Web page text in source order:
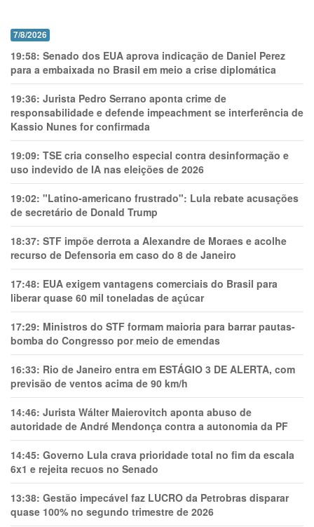
7/8/2026
19:58: Senado dos EUA aprova indicação de Daniel Perez
para a embaixada no Brasil em meio a crise diplomática
19:36: Jurista Pedro Serrano aponta crime de
responsabilidade e defende impeachment se interferência de
Kassio Nunes for confirmada
19:09: TSE cria conselho especial contra desinformação e
uso indevido de IA nas eleições de 2026
19:02: "Latino-americano frustrado": Lula rebate acusações
de secretário de Donald Trump
18:37: STF impõe derrota a Alexandre de Moraes e acolhe
recurso de Defensoria em caso do 8 de Janeiro
17:48: EUA exigem vantagens comerciais do Brasil para
liberar quase 60 mil toneladas de açúcar
17:29: Ministros do STF formam maioria para barrar pautas-
bomba do Congresso por meio de emendas
16:33: Rio de Janeiro entra em ESTÁGIO 3 DE ALERTA, com
previsão de ventos acima de 90 km/h
14:46: Jurista Wálter Maierovitch aponta abuso de
autoridade de André Mendonça contra a autonomia da PF
14:45: Governo Lula crava prioridade total no fim da escala
6x1 e rejeita recuos no Senado
13:38: Gestão impecável faz LUCRO da Petrobras disparar
quase 100% no segundo trimestre de 2026